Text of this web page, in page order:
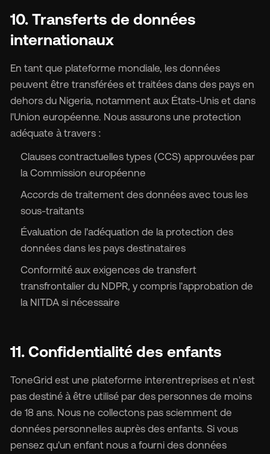
10. Transferts de données
internationaux
En tant que plateforme mondiale, les données
peuvent être transférées et traitées dans des pays en
dehors du Nigeria, notamment aux États-Unis et dans
l'Union européenne. Nous assurons une protection
adéquate à travers :
Clauses contractuelles types (CCS) approuvées par
la Commission européenne
Accords de traitement des données avec tous les
sous-traitants
Évaluation de l'adéquation de la protection des
données dans les pays destinataires
Conformité aux exigences de transfert
transfrontalier du NDPR, y compris l'approbation de
la NITDA si nécessaire
11. Confidentialité des enfants
ToneGrid est une plateforme interentreprises et n'est
pas destiné à être utilisé par des personnes de moins
de 18 ans. Nous ne collectons pas sciemment de
données personnelles auprès des enfants. Si vous
pensez qu'un enfant nous a fourni des données